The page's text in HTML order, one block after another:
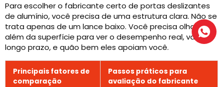
Para escolher o fabricante certo de portas deslizantes
de alumínio, você precisa de uma estrutura clara. Não se
trata apenas de um lance baixo. Você precisa olhar
além da superfície para ver o desempenho real, valor a
longo prazo, e quão bem eles apoiam você.
Principais fatores de
comparação
Passos práticos para
avaliação do fabricante